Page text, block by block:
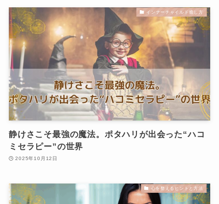
インナーチャイルド癒し方
静けさこそ最強の魔法。ポタハリが出会った“ハコ
ミセラピー”の世界
2025年10月12日
心を整えるヒントと方法